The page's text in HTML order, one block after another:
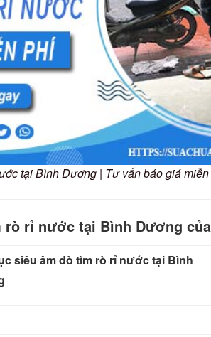
tại Bình Dương | Tư vấn báo giá
rỉ nước tại Bình Dương
siêu âm dò tìm rò rỉ nước tại Bình